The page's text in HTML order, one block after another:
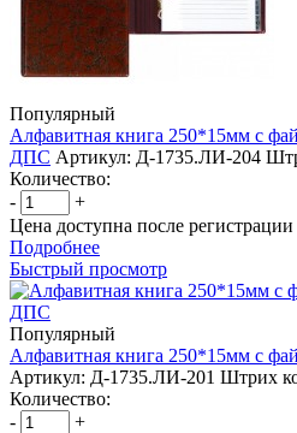
Популярный
Алфавитная книга 250*15мм с
ДПС Артикул: Д-1735.ЛИ-204
Количество:
-
+
Цена доступна после регистрации
Подробнее
Быстрый просмотр
Популярный
Алфавитная книга 250*15мм с
Артикул: Д-1735.ЛИ-201 Штрих
Количество:
-
+